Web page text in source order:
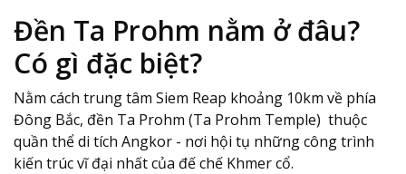
Đền Ta Prohm nằm ở đâu?
Có gì đặc biệt?
Nằm cách trung tâm Siem Reap khoảng 10km về phía
Đông Bắc, đền Ta Prohm (Ta Prohm Temple) thuộc
quần thể di tích Angkor - nơi hội tụ những công trình
kiến trúc vĩ đại nhất của đế chế Khmer cổ.